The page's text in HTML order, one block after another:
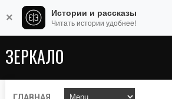
ЗЕРКАЛО
× Истории и рассказы
Читать истории удобнее!